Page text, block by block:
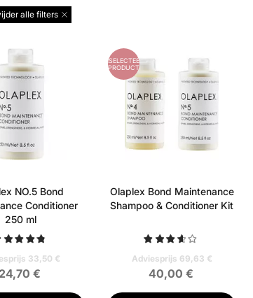
alle filters
NO.5 Bond
Conditioner
250 ml
33,50 €
24,70 €
GESELECTEERD
PRODUCT
Olaplex Bond Maintenance
Shampoo & Conditioner Kit
Adviesprijs 69,63 €
40,00 €